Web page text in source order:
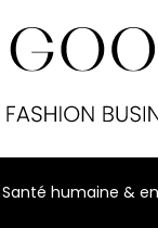
Santé humaine &